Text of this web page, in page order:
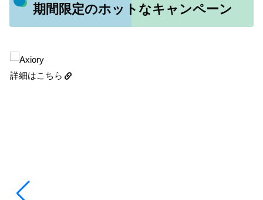
期間限定のホットなキャンペーン
詳細はこちら